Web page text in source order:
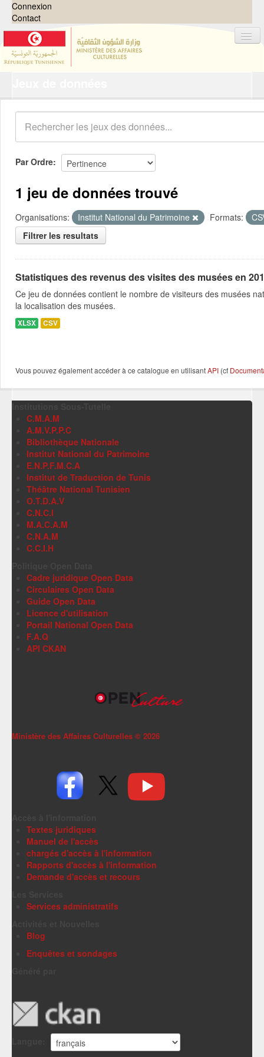
Connexion
Contact
Organisations
Groupes
Demandes 0
À propos
Par Ordre
1 jeu de données trouvé
Organisations: Institut National du Patrimoine Formats:
Filtrer les resultats
Statistiques des revenus des visites des musées en
Ce jeu de données contient le nombre de visiteurs des musées
la localisation des musées.
XLSX CSV
Vous pouvez également accéder à ce catalogue en utilisantAPI (cf
C.M.A.M
A.M.V.P.P.C
Bibliothèque Nationale
Institut National du Patrimoine
E.N.P.F.M.C.A
Institut de Traduction de Tunis
Théâtre National Tunisien
O.T.D.A.V
C.N.C.I
M.A.C.A.M
C.N.A.M
C.C.I.H
Cadre juridique Open Data
Circulaires Open Data
Guide Open Data
Licence d'utilisation
Portail National Open Data
F.A.Q
API CKAN
Ministère des Affaires Culturelles © 2026
Textes juridiques
Manuel de l'accès
chargés d'accès à l'information
Rapports d'accès à l'information
Demande d'accès et recours
Services administratifs
Blog
Enquêtes et sondages